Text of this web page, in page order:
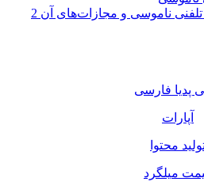
ناموسی و مجازات‌های آن 2
پدیا فارسی
آپارات
محتوا
میلگرد